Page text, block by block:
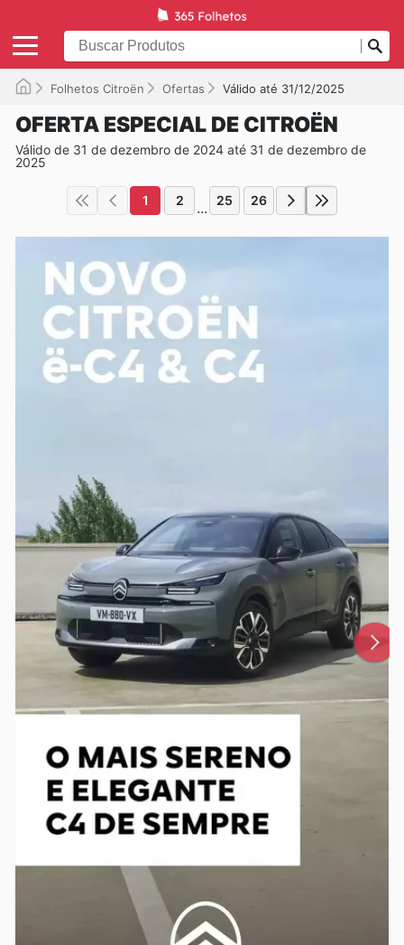
Folhetos Citroën Ofertas Válido até 31/12/2025
OFERTA ESPECIAL DE CITROËN
Válido de 31 de dezembro de 2024 até 31 de dezembro de
2025
1 2 ... 25 26